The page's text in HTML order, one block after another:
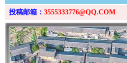
投稿邮箱： 3555333776@QQ.COM